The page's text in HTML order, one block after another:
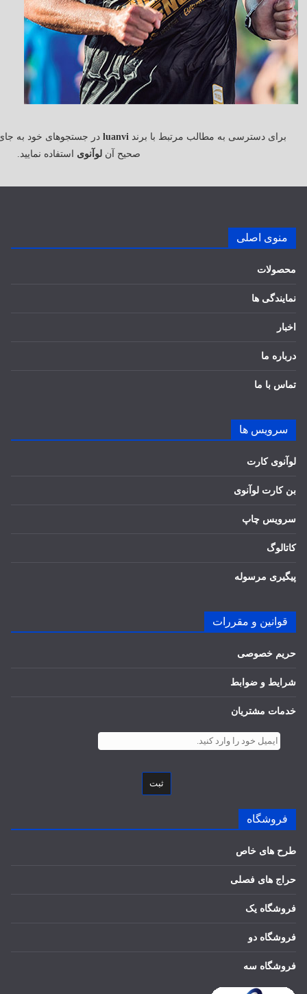
برای دسترسی به مطالب مرتبط با برندluanvi در جستجوهای خود به
صحیح آنلوآنوی استفاده نمایید.
منوی اصلی
محصولات
نمایندگی ها
اخبار
درباره ما
تماس با ما
سرویس ها
لوآنوی کارت
بن کارت لوآنوی
سرویس چاپ
کاتالوگ
پیگیری مرسوله
قوانین و مقررات
حریم خصوصی
شرایط و ضوابط
خدمات مشتریان
ثبت
فروشگاه
طرح های خاص
حراج های فصلی
فروشگاه یک
فروشگاه دو
فروشگاه سه